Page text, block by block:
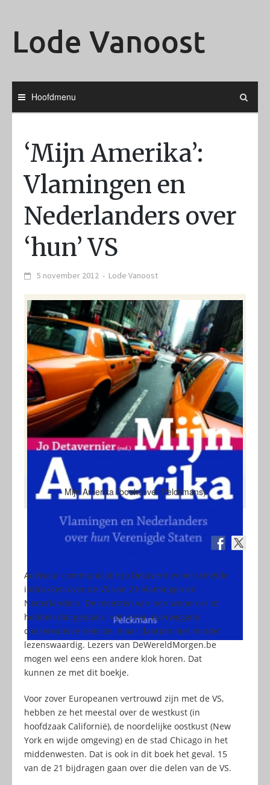
Lode Vanoost
Hoofdmenu
‘Mijn Amerika’:
Vlamingen en
Nederlanders over
‘hun’ VS
5 november 2012 - Lode Vanoost
Mijn Amerika (boekcover Pelckmans)
Adviseur communicatie Jo Detavernier verzamelde
indrukken over de VS van 21 Vlamingen en
Nederlanders. De meesten van hen wonen er of
hebben dat gedaan. Het is een overwegend
conservatieve selectie, maar daarom niet minder
lezenswaardig. Lezers van DeWereldMorgen.be
mogen wel eens een andere klok horen. Dat
kunnen ze met dit boekje.
Voor zover Europeanen vertrouwd zijn met de VS,
hebben ze het meestal over de westkust (in
hoofdzaak Californië), de noordelijke oostkust (New
York en wijde omgeving) en de stad Chicago in het
middenwesten. Dat is ook in dit boek het geval. 15
van de 21 bijdragen gaan over die delen van de VS.